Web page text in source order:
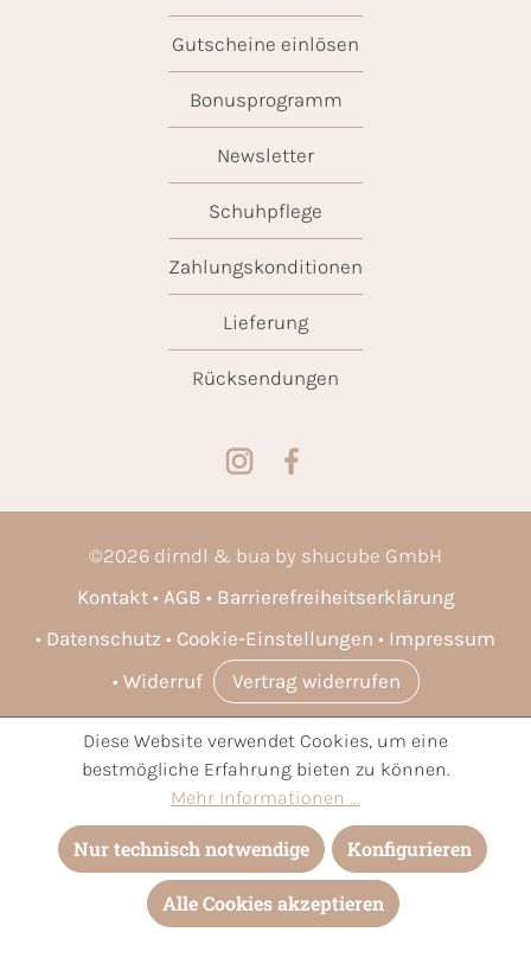
Gutscheine einlösen
Bonusprogramm
Newsletter
Schuhpflege
Zahlungskonditionen
Lieferung
Rücksendungen
©2026 dirndl & bua by shucube GmbH
Kontakt
AGB
Barrierefreiheitserklärung
Datenschutz
Cookie-Einstellungen
Impressum
Widerruf
Vertrag widerrufen
* Alle Preise inkl. gesetzl. Mehrwertsteuer zzgl.Versandkosten
und ggf. Nachnahmegebühren, wenn nicht anders angegeben.
Diese Website verwendet Cookies, um eine
bestmögliche Erfahrung bieten zu können.
Mehr Informationen ...
Nur technisch notwendige Konfigurieren
Alle Cookies akzeptieren